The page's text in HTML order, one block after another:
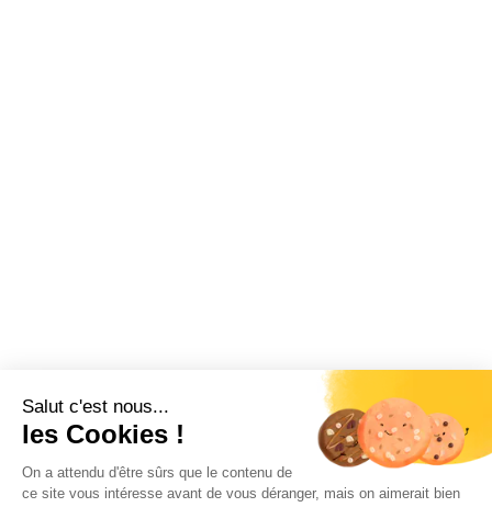
Salut c'est nous...
les Cookies !
On a attendu d'être sûrs que le contenu de
ce site vous intéresse avant de vous déranger, mais on aimerait bien